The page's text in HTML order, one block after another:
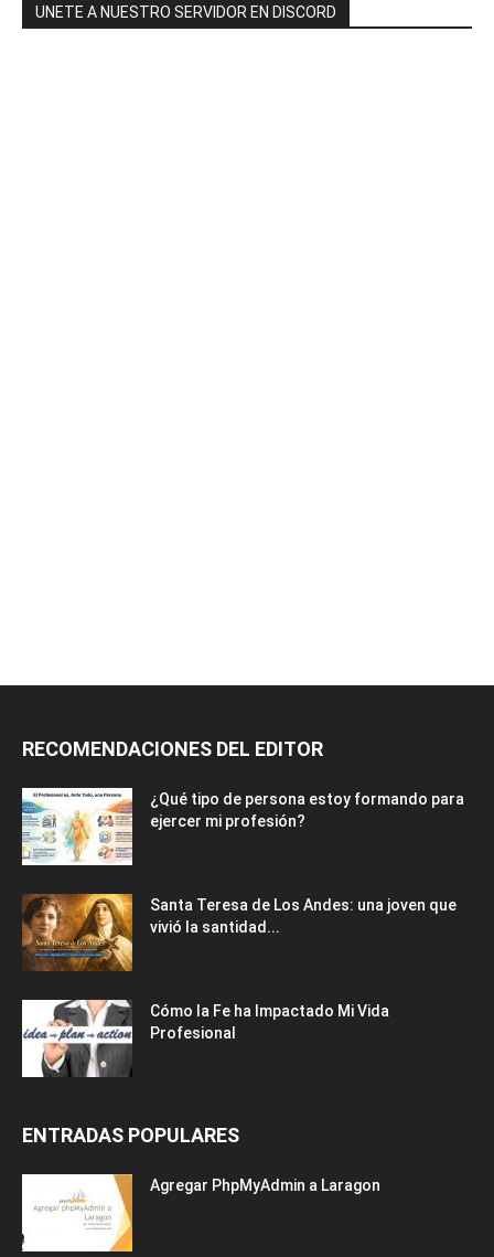
UNETE A NUESTRO SERVIDOR EN DISCORD
RECOMENDACIONES DEL EDITOR
¿Qué tipo de persona estoy formando para
ejercer mi profesión?
Santa Teresa de Los Andes: una joven que
vivió la santidad...
Cómo la Fe ha Impactado Mi Vida
Profesional
ENTRADAS POPULARES
Agregar PhpMyAdmin a Laragon